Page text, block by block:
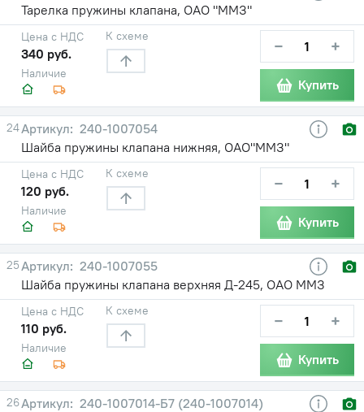
Тарелка пружины клапана, ОАО "ММЗ"
Наличие
Цена с НДС
340 руб.
К схеме − +
Купить
24
240-1007054
Шайба пружины клапана нижняя, ОАО"ММЗ"
Наличие
Цена с НДС
120 руб.
К схеме − +
Купить
25
240-1007055
Шайба пружины клапана верхняя Д-245, ОАО ММЗ
Наличие
Цена с НДС
110 руб.
К схеме − +
Купить
26
240-1007014-Б7 (240-1007014)